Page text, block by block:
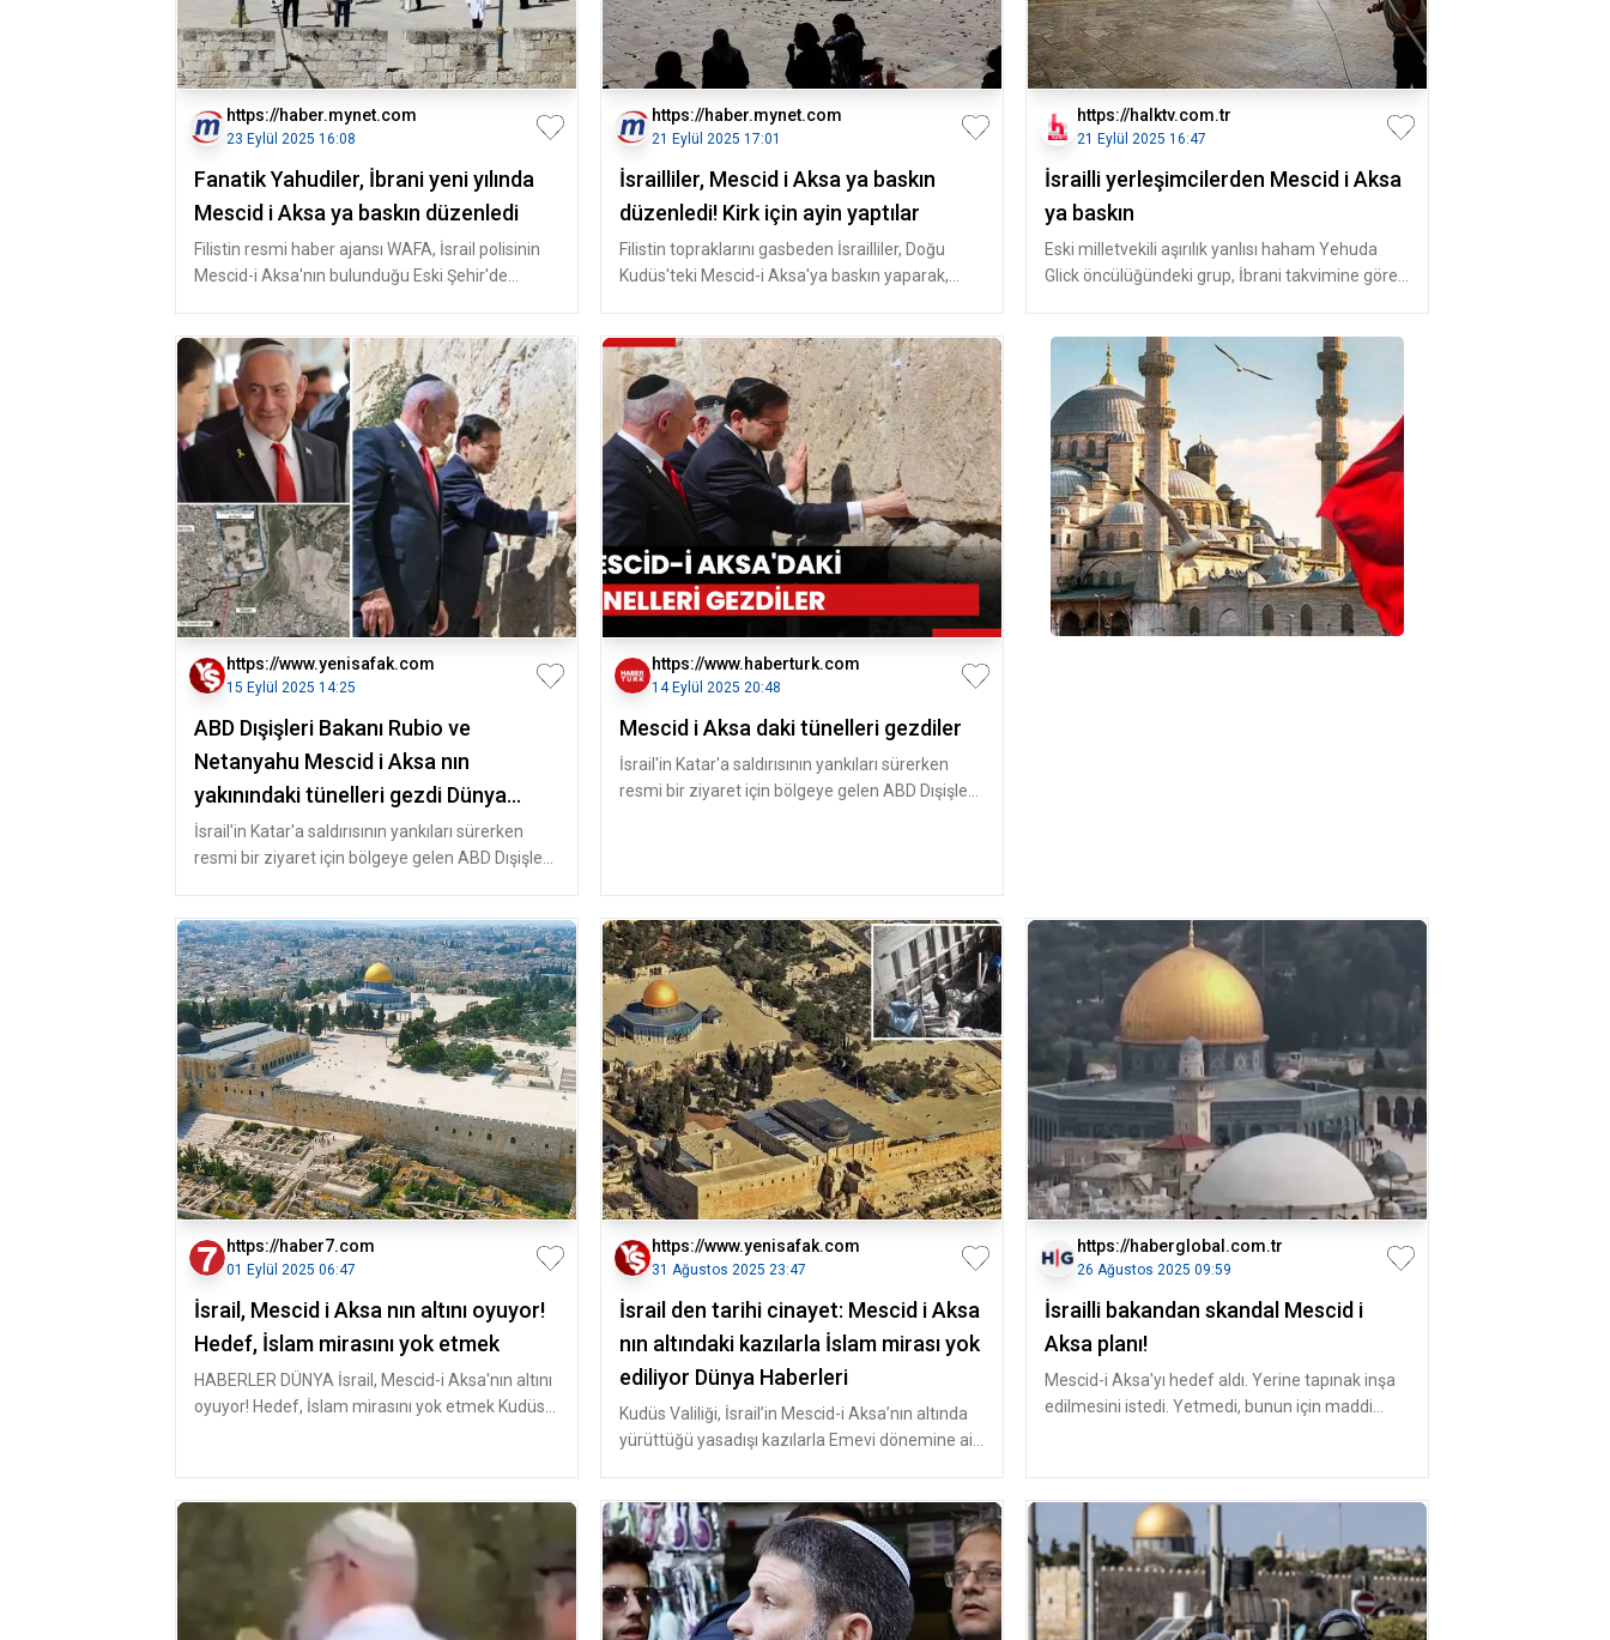
https://haber.mynet.com
23 Eylül 2025 16:08
Fanatik Yahudiler, İbrani yeni yılında
Mescid i Aksa ya baskın düzenledi
Filistin resmi haber ajansı WAFA, İsrail polisinin
Mescid-i Aksa'nın bulunduğu Eski Şehir'de
https://haber.mynet.com
21 Eylül 2025 17:01
İsrailliler, Mescid i Aksa ya baskın
düzenledi! Kirk için ayin yaptılar
Filistin topraklarını gasbeden İsrailliler, Doğu
Kudüs'teki Mescid-i Aksa'ya baskın yaparak,
https://halktv.com.tr
21 Eylül 2025 16:47
İsrailli yerleşimcilerden Mescid i Aksa
ya baskın
Eski milletvekili aşırılık yanlısı haham Yehuda
Glick öncülüğündeki grup, İbrani takvimine göre
https://www.yenisafak.com
15 Eylül 2025 14:25
ABD Dışişleri Bakanı Rubio ve
Netanyahu Mescid i Aksa nın
yakınındaki tünelleri gezdi Dünya
Haberleri
İsrail'in Katar'a saldırısının yankıları sürerken
resmi bir ziyaret için bölgeye gelen ABD Dışişleri
https://www.haberturk.com
14 Eylül 2025 20:48
Mescid i Aksa daki tünelleri gezdiler
İsrail'in Katar'a saldırısının yankıları sürerken
resmi bir ziyaret için bölgeye gelen ABD Dışişleri
https://haber7.com
01 Eylül 2025 06:47
İsrail, Mescid i Aksa nın altını oyuyor!
Hedef, İslam mirasını yok etmek
HABERLER DÜNYA İsrail, Mescid-i Aksa'nın altını
oyuyor! Hedef, İslam mirasını yok etmek Kudüs
https://www.yenisafak.com
31 Ağustos 2025 23:47
İsrail den tarihi cinayet: Mescid i Aksa
nın altındaki kazılarla İslam mirası yok
ediliyor Dünya Haberleri
Kudüs Valiliği, İsrail’in Mescid-i Aksa’nın altında
yürüttüğü yasadışı kazılarla Emevi dönemine ait
https://haberglobal.com.tr
26 Ağustos 2025 09:59
İsrailli bakandan skandal Mescid i
Aksa planı!
Mescid-i Aksa'yı hedef aldı. Yerine tapınak inşa
edilmesini istedi. Yetmedi, bunun için maddi